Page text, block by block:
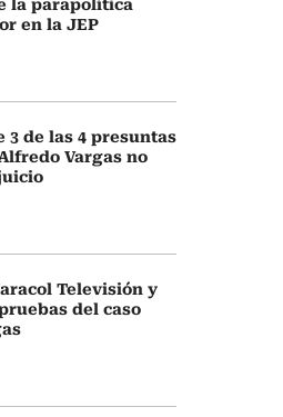
la parapolítica
en la JEP
3 de las 4 presuntas
Vargas no
Televisión y
del caso